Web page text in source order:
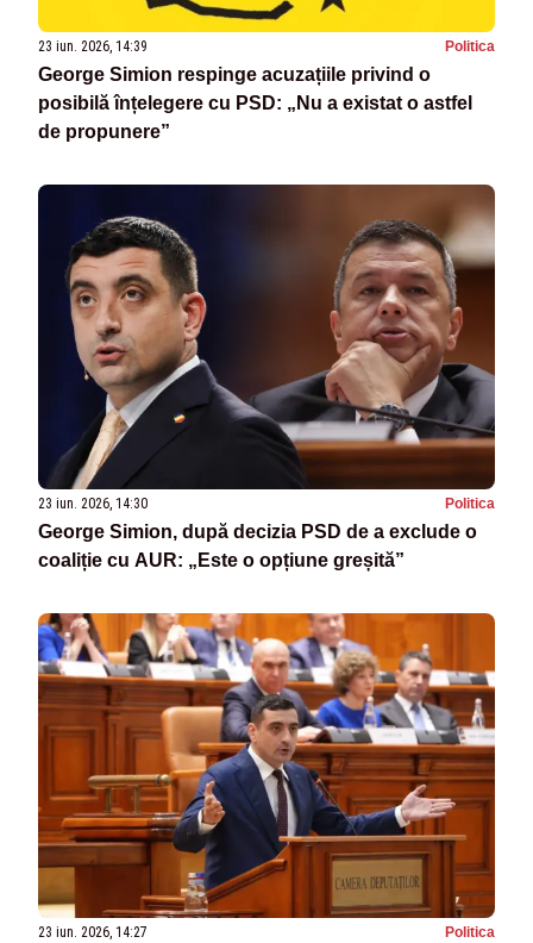
23 iun. 2026, 14:39 Politica
George Simion respinge acuzațiile privind o
posibilă înțelegere cu PSD: „Nu a existat o astfel
de propunere”
23 iun. 2026, 14:30 Politica
George Simion, după decizia PSD de a exclude o
coaliție cu AUR: „Este o opțiune greșită”
23 iun. 2026, 14:27 Politica